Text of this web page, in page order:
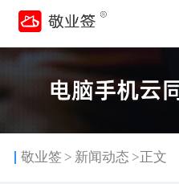
敬业签 > 新闻动态 >正文